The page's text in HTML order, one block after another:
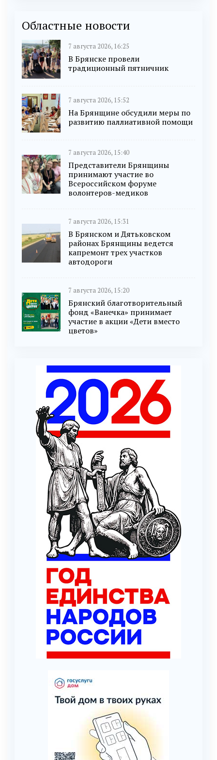
Областные новости
7 августа 2026, 16:25
В Брянске провели
традиционный пятничник
7 августа 2026, 15:52
На Брянщине обсудили меры по
развитию паллиативной помощи
7 августа 2026, 15:40
Представители Брянщины
принимают участие во
Всероссийском форуме
волонтеров-медиков
7 августа 2026, 15:31
В Брянском и Дятьковском
районах Брянщины ведется
капремонт трех участков
автодороги
7 августа 2026, 15:20
Брянский благотворительный
фонд «Ванечка» принимает
участие в акции «Дети вместо
цветов»